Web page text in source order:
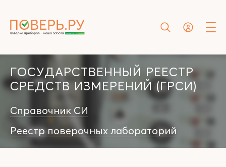
ГОСУДАРСТВЕННЫЙ РЕЕСТР
СРЕДСТВ ИЗМЕРЕНИЙ (ГРСИ)
Справочник СИ
Реестр поверочных лабораторий